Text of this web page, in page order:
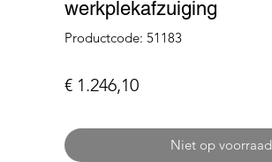
werkplekafzuiging
Productcode: 51183
€ 1.246,10Prijs
Niet op voorraad